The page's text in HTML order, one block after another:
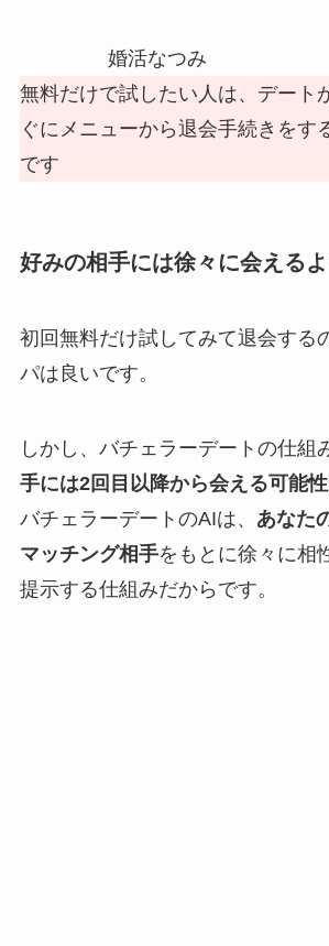
婚活なつみ
無料だけで試したい人は、デート
ぐにメニューから退会手続きをす
です
好みの相手には徐々に会える
初回無料だけ試してみて退会する
パは良いです。
しかし、バチェラーデートの仕組
手には2回目以降から会える可能
バチェラーデートのAIは、 あなた
マッチング相手をもとに徐々に相
提示する仕組みだからです。